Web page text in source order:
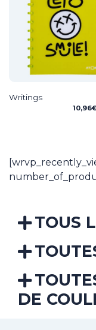
Writings
10,96
TOUS
DE